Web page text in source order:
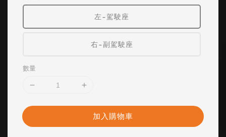
左-駕駛座
右-副駕駛座
數量
加入購物車